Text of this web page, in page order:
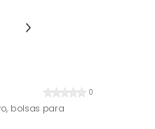
0
bolsas para